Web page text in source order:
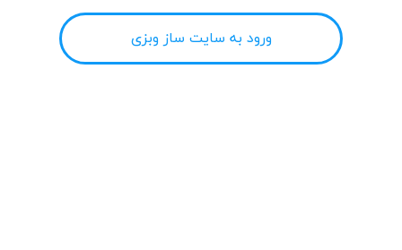
ورود به سایت ساز وبزی